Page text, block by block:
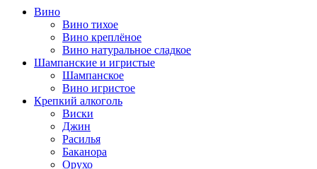
Вино
Вино тихое
Вино креплёное
Вино натуральное сладкое
Шампанские и игристые
Шампанское
Вино игристое
Крепкий алкоголь
Виски
Джин
Расилья
Баканора
Орухо